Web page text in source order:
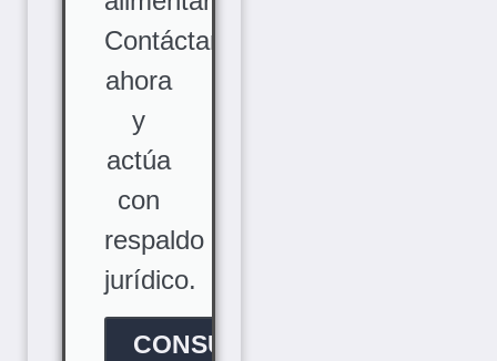
Contáctanos
ahora
y
actúa
con
respaldo
jurídico.
CONSÚLTANOS